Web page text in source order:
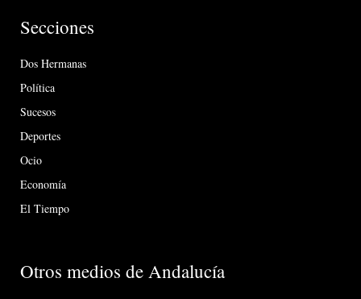
Secciones
Dos Hermanas
Política
Sucesos
Deportes
Ocio
Economía
El Tiempo
Otros medios de Andalucía